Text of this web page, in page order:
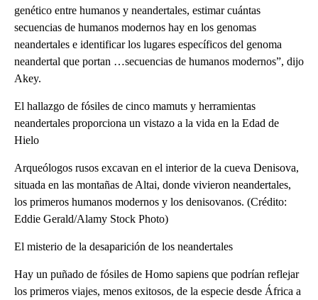
genético entre humanos y neandertales, estimar cuántas
secuencias de humanos modernos hay en los genomas
neandertales e identificar los lugares específicos del genoma
neandertal que portan …secuencias de humanos modernos”, dijo
Akey.
El hallazgo de fósiles de cinco mamuts y herramientas
neandertales proporciona un vistazo a la vida en la Edad de
Hielo
Arqueólogos rusos excavan en el interior de la cueva Denisova,
situada en las montañas de Altai, donde vivieron neandertales,
los primeros humanos modernos y los denisovanos. (Crédito:
Eddie Gerald/Alamy Stock Photo)
El misterio de la desaparición de los neandertales
Hay un puñado de fósiles de Homo sapiens que podrían reflejar
los primeros viajes, menos exitosos, de la especie desde África a